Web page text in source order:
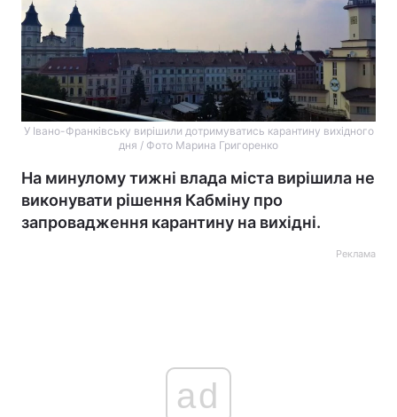
У Івано-Франківську вирішили дотримуватись карантину вихідного
дня / Фото Марина Григоренко
На минулому тижні влада міста вирішила не
виконувати рішення Кабміну про
запровадження карантину на вихідні.
Реклама
ad